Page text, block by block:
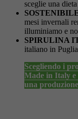
sceglie una
mesi invernali
illuminiamo e
SPIRULINA
italiano in
Scegliendo i
Made in Italy
una